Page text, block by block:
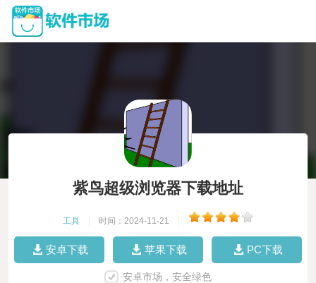
紫鸟超级浏览器下载地址
工具 时间：2024-11-21
安卓下载 苹果下载 PC下载
安卓市场，安全绿色